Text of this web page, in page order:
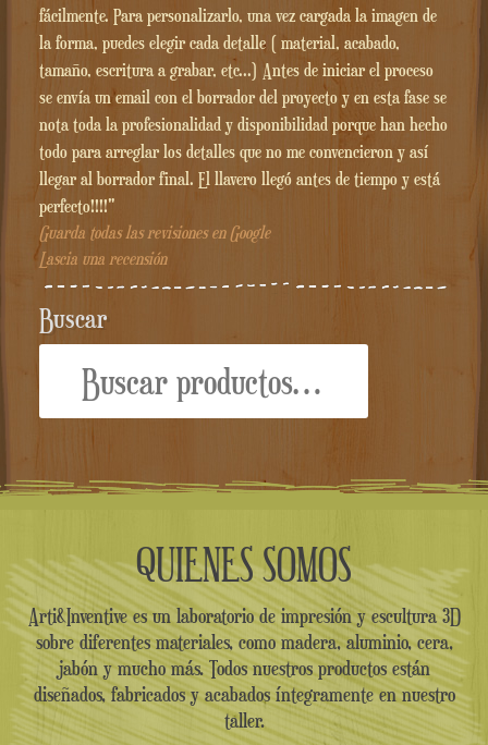
fácilmente. Para personalizarlo, una vez cargada la imagen de
la forma, puedes elegir cada detalle ( material, acabado,
tamaño, escritura a grabar, etc...) Antes de iniciar el proceso
se envía un email con el borrador del proyecto y en esta fase se
nota toda la profesionalidad y disponibilidad porque han hecho
todo para arreglar los detalles que no me convencieron y así
llegar al borrador final. El llavero llegó antes de tiempo y está
perfecto!!!!"
Guarda todas las revisiones en Google
Lascia una recensión
Buscar
QUIENES SOMOS
Arti&Inventive es un laboratorio de impresión y escultura 3D
sobre diferentes materiales, como madera, aluminio, cera,
jabón y mucho más. Todos nuestros productos están
diseñados, fabricados y acabados íntegramente en nuestro
taller.